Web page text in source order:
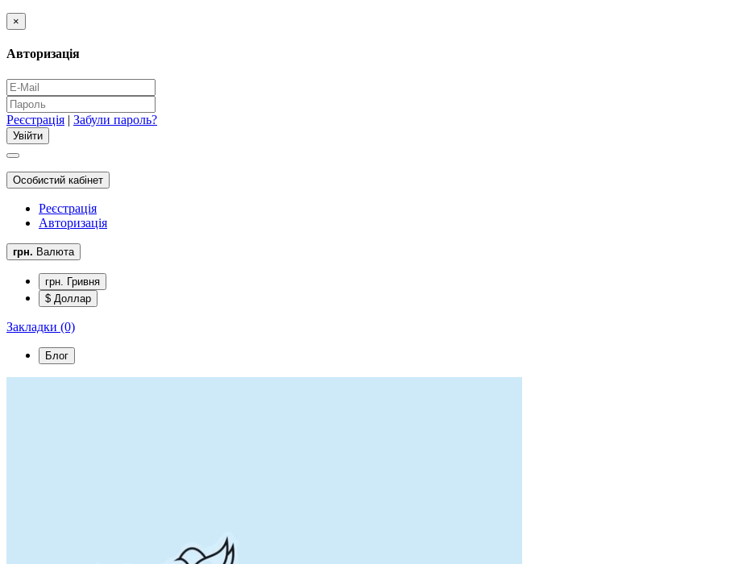
×
Авторизація
Реєстрація | Забули пароль?
Особистий кабінет
Реєстрація
Авторизація
грн. Валюта
грн. Гривня
$ Доллар
Закладки (0)
Блог